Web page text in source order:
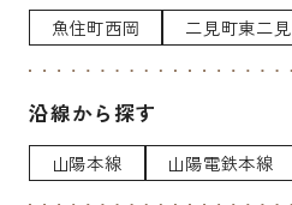
魚住町西岡 二見町東二見
沿線から探す
山陽本線 山陽電鉄本線